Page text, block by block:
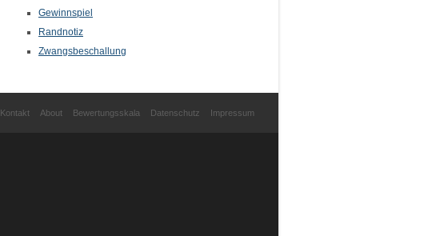
Gewinnspiel
Randnotiz
Zwangsbeschallung
Kontakt About Bewertungsskala Datenschutz Impressum